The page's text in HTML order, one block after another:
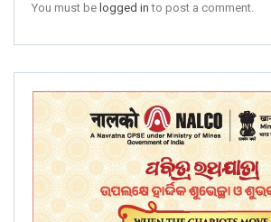
You must be logged in to post a comment.